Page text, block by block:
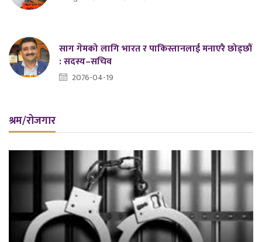
साग गेमको लागि भारत र पाकिस्तानलाई मनाएरै छोड्छौं
: सदस्य–सचिव
2076-04-19
श्रम/रोजगार